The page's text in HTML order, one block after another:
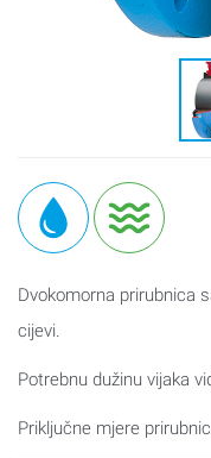
Dvokomorna prirubnica
cijevi.
Potrebnu dužinu vijaka
Priključne mjere